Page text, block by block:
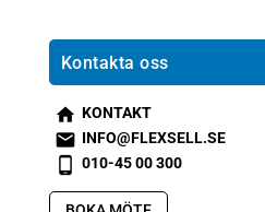
Kontakta oss
s
m
t2
KONTAKT
s
m
INFO@FLEXSELL.SE
s
010-45 00 300